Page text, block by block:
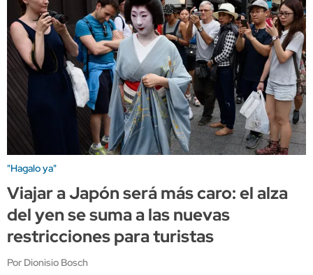
"Hagalo ya"
Viajar a Japón será más caro: el alza
del yen se suma a las nuevas
restricciones para turistas
Por Dionisio Bosch